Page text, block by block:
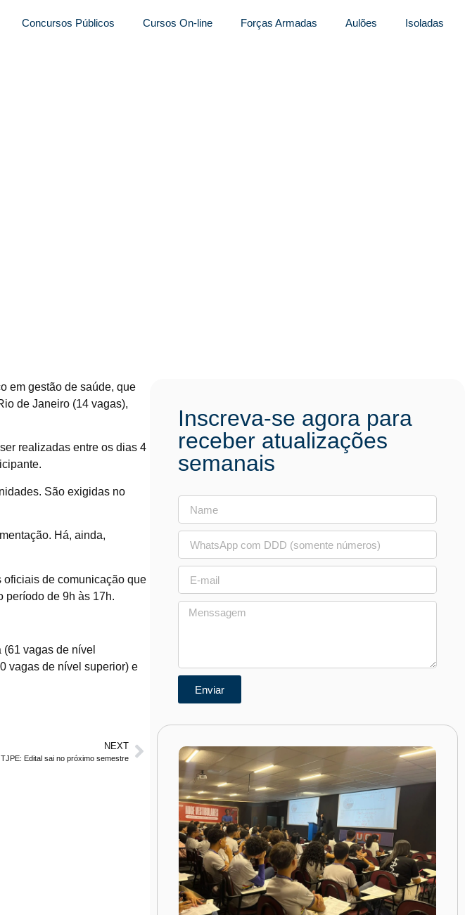
Concursos Públicos Cursos On-line Forças Armadas Aulões Isoladas
em gestão de saúde, que
de Janeiro (14 vagas),
realizadas entre os dias 4
São exigidas no
Há, ainda,
de comunicação que
período de 9h às 17h.
vagas de nível
vagas de nível superior) e
NEXT
TJPE: Edital sai no próximo semestre
Inscreva-se agora para
receber atualizações
semanais
Enviar